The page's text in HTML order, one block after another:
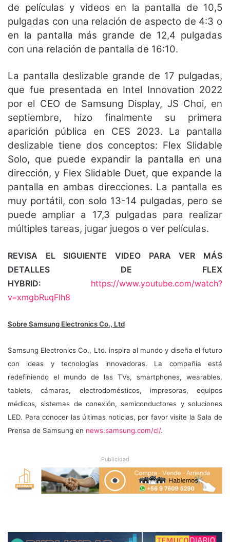
de películas y videos en la pantalla de 10,5
pulgadas con una relación de aspecto de 4:3 o
en la pantalla más grande de 12,4 pulgadas
con una relación de pantalla de 16:10.
La pantalla deslizable grande de 17 pulgadas,
que fue presentada en Intel Innovation 2022
por el CEO de Samsung Display, JS Choi, en
septiembre, hizo finalmente su primera
aparición pública en CES 2023. La pantalla
deslizable tiene dos conceptos: Flex Slidable
Solo, que puede expandir la pantalla en una
dirección, y Flex Slidable Duet, que expande la
pantalla en ambas direcciones. La pantalla es
muy portátil, con solo 13-14 pulgadas, pero se
puede ampliar a 17,3 pulgadas para realizar
múltiples tareas, jugar juegos o ver películas.
REVISA EL SIGUIENTE VIDEO PARA VER MÁS
DETALLES DE FLEX
HYBRID:
https://www.youtube.com/watch?
v=xmgbRuqFlh8
Sobre Samsung Electronics Co., Ltd
Samsung Electronics Co., Ltd. inspira al mundo y diseña el futuro
con ideas y tecnologías innovadoras. La compañía está
redefiniendo el mundo de las TVs, smartphones, wearables,
tablets, cámaras, electrodomésticos, impresoras, equipos
médicos, sistemas de conexión, semiconductores y soluciones
LED. Para conocer las últimas noticias, por favor visite la Sala de
Prensa de Samsung en news.samsung.com/cl/.
Publicidad